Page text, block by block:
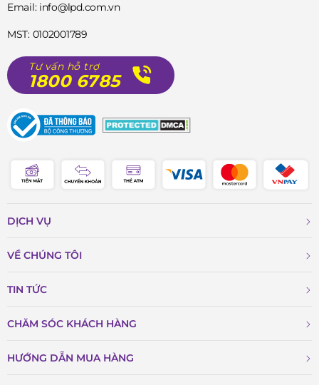
Email: info@lpd.com.vn
MST: 0102001789
Tư vấn hỗ trợ
1800 6785
DỊCH VỤ
VỀ CHÚNG TÔI
TIN TỨC
CHĂM SÓC KHÁCH HÀNG
HƯỚNG DẪN MUA HÀNG